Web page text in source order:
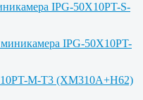
IPG-50X10PT-S-
M-T3 (XM310A+H62)